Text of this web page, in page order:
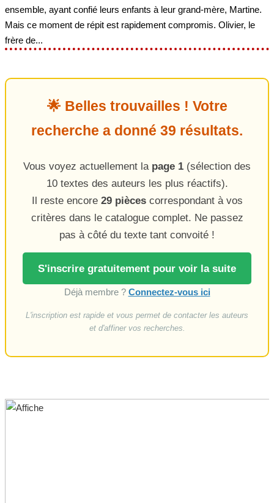
ensemble, ayant confié leurs enfants à leur grand-mère, Martine.
Mais ce moment de répit est rapidement compromis. Olivier, le
frère de...
🌟 Belles trouvailles ! Votre
recherche a donné 39 résultats.
Vous voyez actuellement la page 1 (sélection des
10 textes des auteurs les plus réactifs).
Il reste encore 29 piècescorrespondant à vos
critères dans le catalogue complet. Ne passez
pas à côté du texte tant convoité !
S'inscrire gratuitement pour voir la suite
Déjà membre ? Connectez-vous ici
L'inscription est rapide et vous permet de contacter les auteurs
et d'affiner vos recherches.